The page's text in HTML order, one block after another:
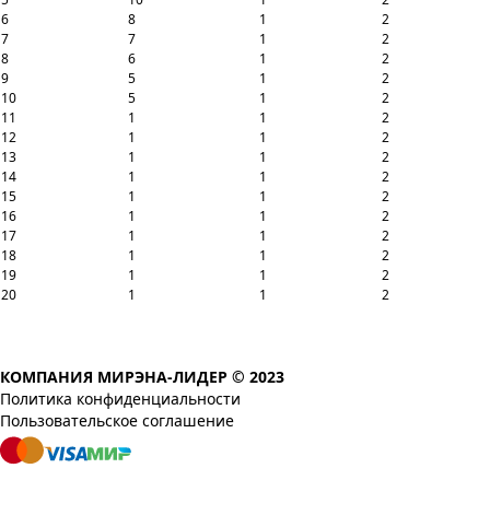
6
8 1
2
7
7 1
2
8
6 1
2
9
5 1
2
10
5 1
2
11
1 1
2
12
1 1
2
13
1 1
2
14
1 1
2
15
1 1
2
16
1 1
2
17
1 1
2
18
1 1
2
19
1 1
2
20
1 1 2
КОМПАНИЯ МИРЭНА-ЛИДЕР © 2023
Политика конфиденциальности
Пользовательское соглашение